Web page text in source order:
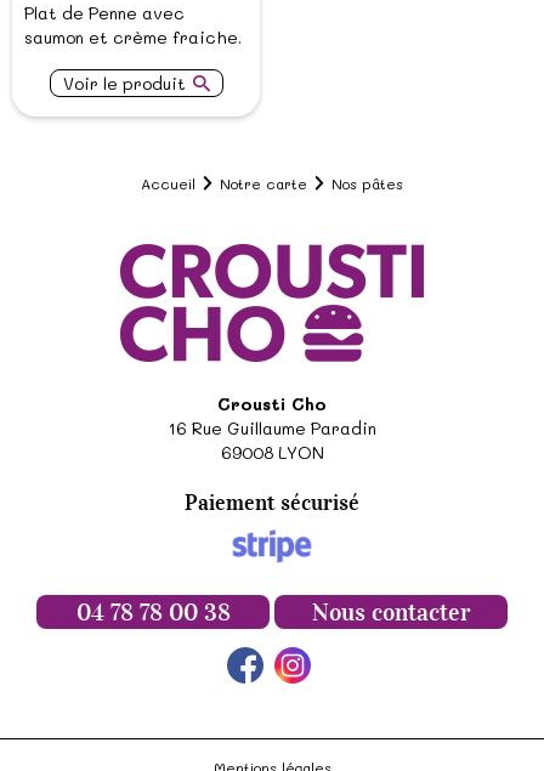
Plat de Penne avec
saumon et crème fraiche.
Voir le produit
Accueil Notre carte Nos pâtes
Crousti Cho
16 Rue Guillaume Paradin
69008 LYON
Paiement sécurisé
04 78 78 00 38 Nous contacter